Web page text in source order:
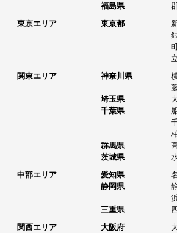
福島県
東京エリア
東京都
関東エリア
神奈川県
埼玉県
千葉県
群馬県
茨城県
中部エリア
愛知県
静岡県
三重県
関西エリア
大阪府